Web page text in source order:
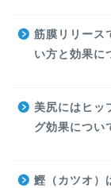
筋膜リリース
い方と効果に
美尻にはヒッ
グ効果につい
鰹（カツオ）